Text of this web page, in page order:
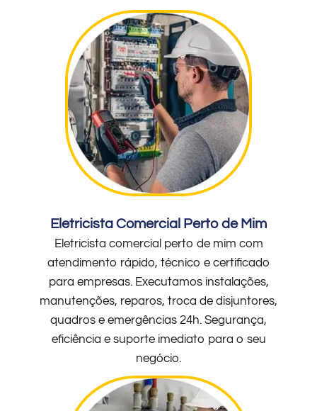
Eletricista Comercial Perto de Mim
Eletricista comercial perto de mim com
atendimento rápido, técnico e certificado
para empresas. Executamos instalações,
manutenções, reparos, troca de disjuntores,
quadros e emergências 24h. Segurança,
eficiência e suporte imediato para o seu
negócio.